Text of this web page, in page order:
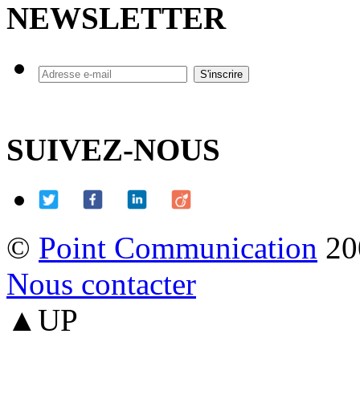
NEWSLETTER
SUIVEZ-NOUS
© Point Communication
Nous contacter
▲UP